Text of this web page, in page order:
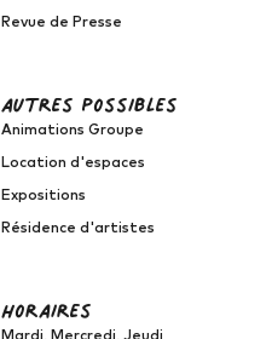
Revue de Presse
autres possibles
Animations Groupe
Location d'espaces
Expositions
Résidence d'artistes
horaires